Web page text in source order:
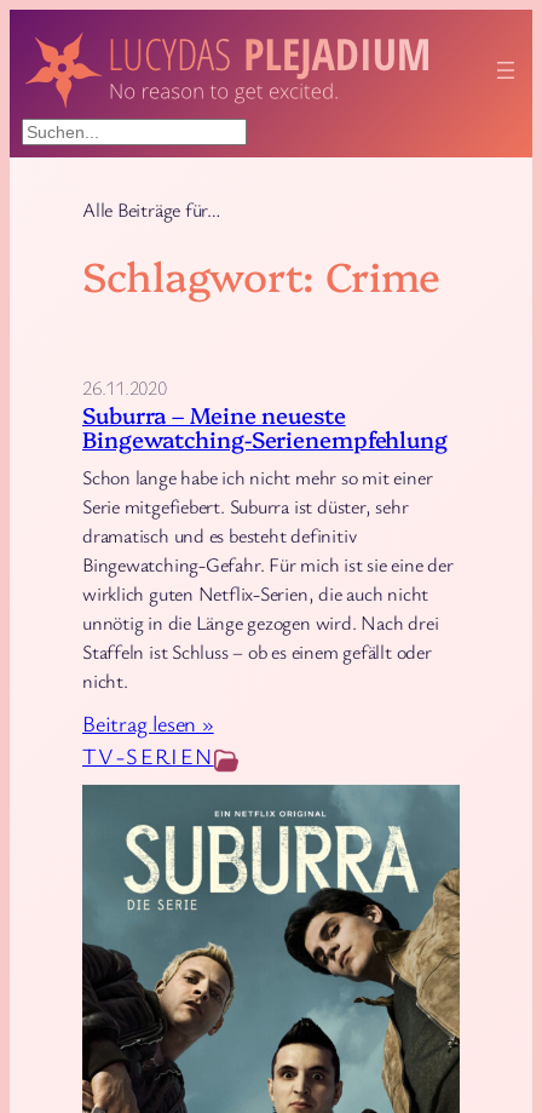
Inhalt
springen
Suchen
Alle Beiträge für…
Schlagwort: Crime
TV-SERIEN
26.11.2020
Suburra – Meine neueste
Bingewatching-Serienempfehlung
Schon lange habe ich nicht mehr so mit einer
Serie mitgefiebert. Suburra ist düster, sehr
dramatisch und es besteht definitiv
Bingewatching-Gefahr. Für mich ist sie eine der
wirklich guten Netflix-Serien, die auch nicht
unnötig in die Länge gezogen wird. Nach drei
Staffeln ist Schluss – ob es einem gefällt oder
nicht.
Beitrag lesen »:
S
u
b
u
r
a
–
M